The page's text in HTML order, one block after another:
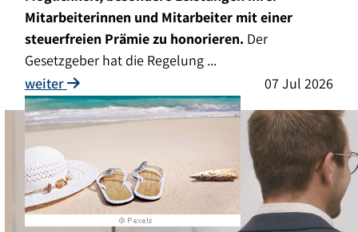
... langjähriges Expertenwissen in vielen
Mitarbeiterinnen und Mitarbeiter mit einer
steuerfreien Prämie zu honorieren.Der
Gesetzgeber hat die Regelung ...
weiter
07 Jul 2026